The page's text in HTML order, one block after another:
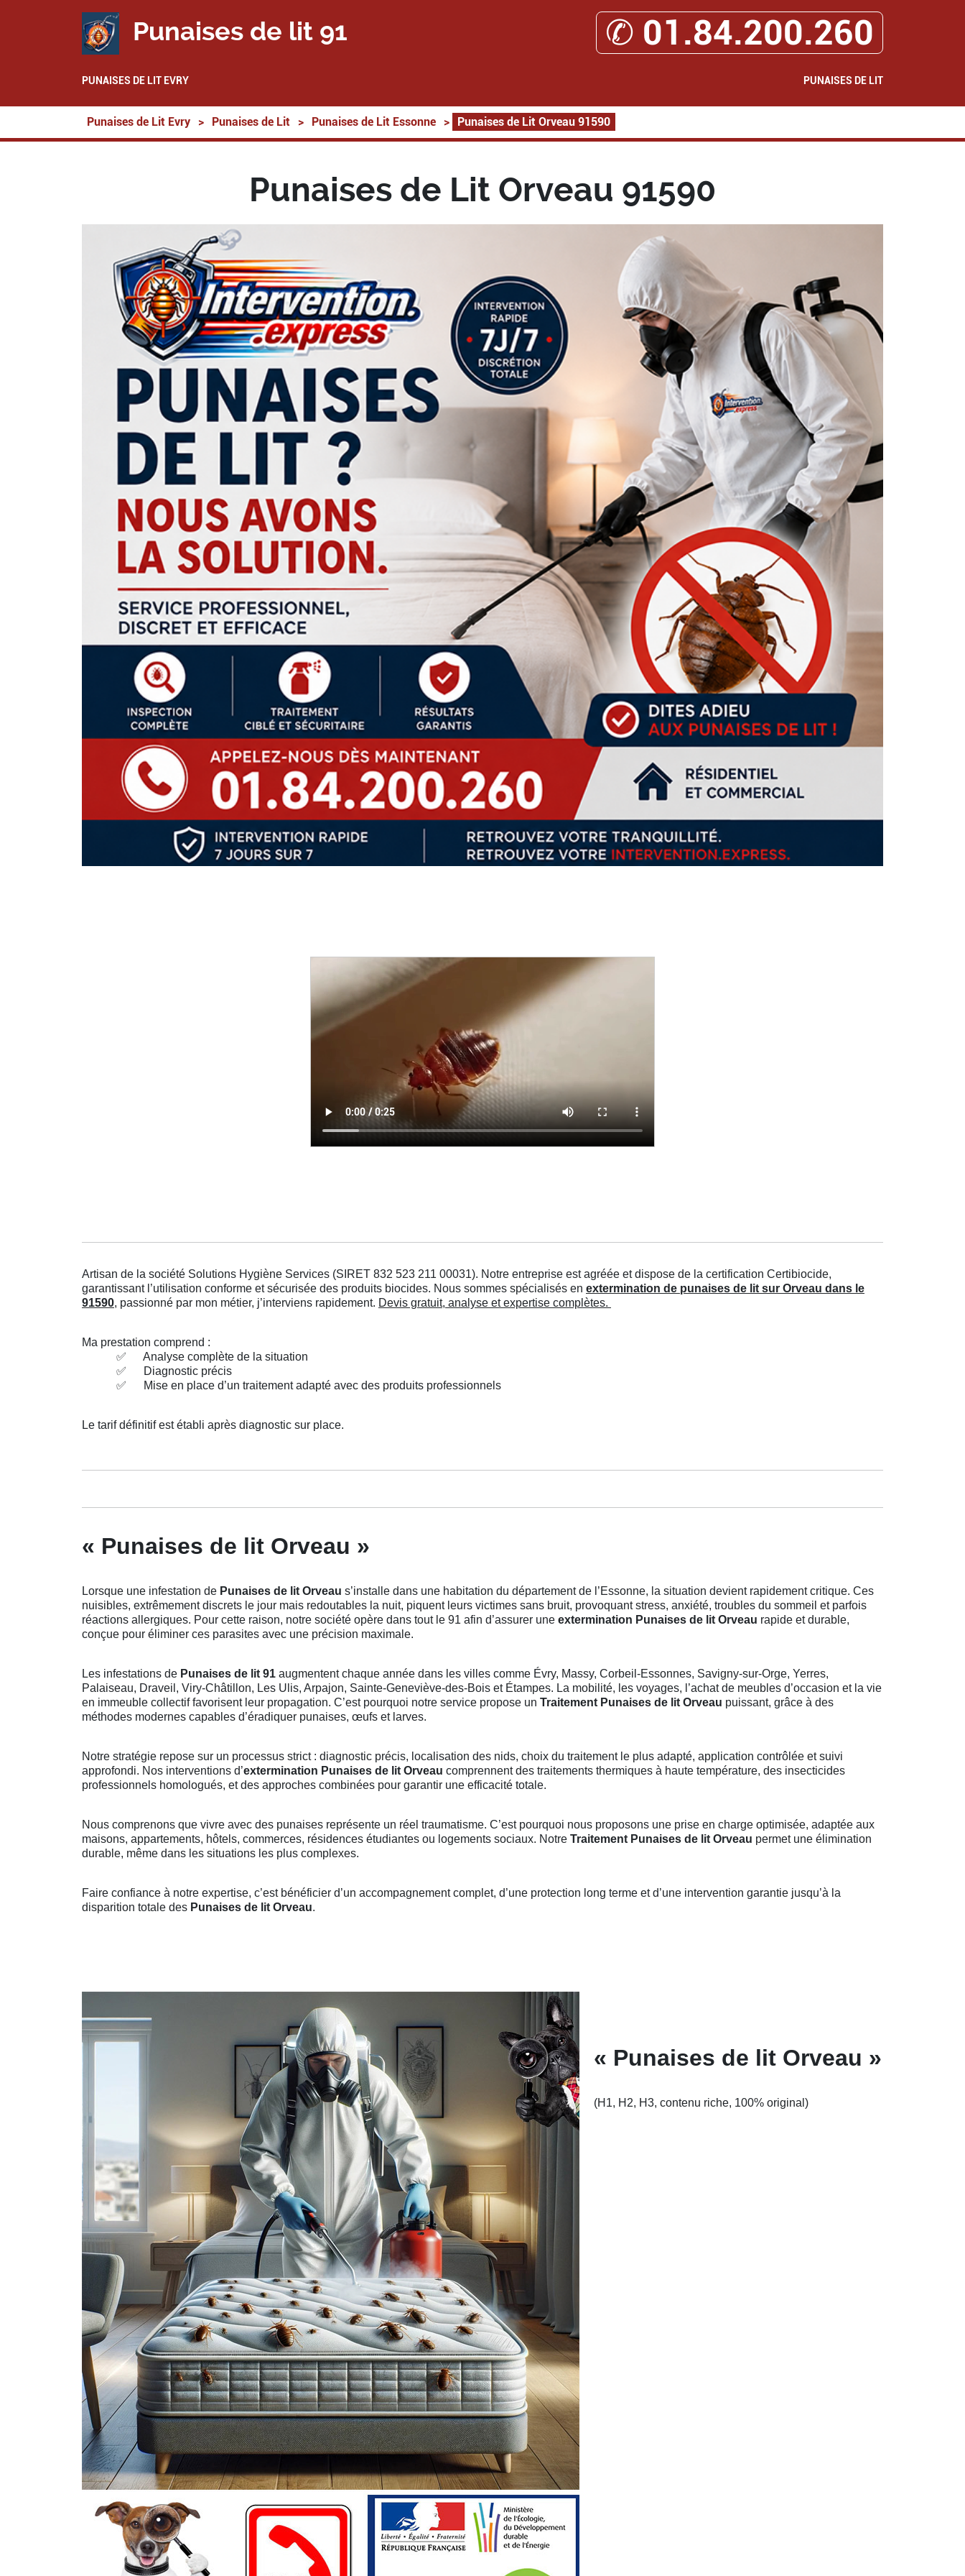
Punaises de lit 91 ✆ 01.84.200.260
PUNAISES DE LIT EVRY PUNAISES DE LIT
Punaises de Lit Evry > Punaises de Lit > Punaises de Lit Essonne > Punaises de Lit Orveau 91590
Punaises de Lit Orveau 91590
Artisan de la société Solutions Hygiène Services (SIRET 832 523 211 00031). Notre entreprise est agréée et dispose de la certification Certibiocide,
garantissant l’utilisation conforme et sécurisée des produits biocides. Nous sommes spécialisés en extermination de punaises de lit sur Orveau dans le
91590, passionné par mon métier, j’interviens rapidement. Devis gratuit, analyse et expertise complètes.
Ma prestation comprend :
✅
Analyse complète de la situation
✅
Diagnostic précis
✅
Mise en place d’un traitement adapté avec des produits professionnels
Le tarif définitif est établi après diagnostic sur place.
« Punaises de lit Orveau »
Lorsque une infestation de Punaises de lit Orveau s’installe dans une habitation du département de l’Essonne, la situation devient rapidement critique. Ces
nuisibles, extrêmement discrets le jour mais redoutables la nuit, piquent leurs victimes sans bruit, provoquant stress, anxiété, troubles du sommeil et parfois
réactions allergiques. Pour cette raison, notre société opère dans tout le 91 afin d’assurer une extermination Punaises de lit Orveau rapide et durable,
conçue pour éliminer ces parasites avec une précision maximale.
Les infestations de Punaises de lit 91 augmentent chaque année dans les villes comme Évry, Massy, Corbeil-Essonnes, Savigny-sur-Orge, Yerres,
Palaiseau, Draveil, Viry-Châtillon, Les Ulis, Arpajon, Sainte-Geneviève-des-Bois et Étampes. La mobilité, les voyages, l’achat de meubles d’occasion et la vie
en immeuble collectif favorisent leur propagation. C’est pourquoi notre service propose un Traitement Punaises de lit Orveau puissant, grâce à des
méthodes modernes capables d’éradiquer punaises, œufs et larves.
Notre stratégie repose sur un processus strict : diagnostic précis, localisation des nids, choix du traitement le plus adapté, application contrôlée et suivi
approfondi. Nos interventions d’extermination Punaises de lit Orveau comprennent des traitements thermiques à haute température, des insecticides
professionnels homologués, et des approches combinées pour garantir une efficacité totale.
Nous comprenons que vivre avec des punaises représente un réel traumatisme. C’est pourquoi nous proposons une prise en charge optimisée, adaptée aux
maisons, appartements, hôtels, commerces, résidences étudiantes ou logements sociaux. Notre Traitement Punaises de lit Orveau permet une élimination
durable, même dans les situations les plus complexes.
Faire confiance à notre expertise, c’est bénéficier d’un accompagnement complet, d’une protection long terme et d’une intervention garantie jusqu’à la
disparition totale des Punaises de lit Orveau.
« Punaises de lit Orveau »
(H1, H2, H3, contenu riche, 100% original)